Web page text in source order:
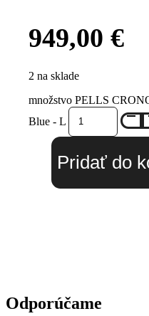
949,00 €
2 na sklade
množstvo PELLS
Blue - L
Pridať do
Odporúčame